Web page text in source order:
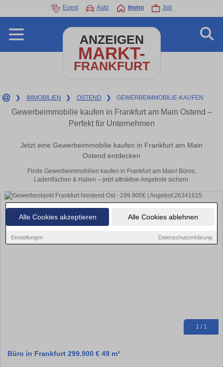
Alle Cookies akzeptieren Alle Cookies ablehnen
Einstellungen Datenschutzerklärung
Event Auto Immo Job
ANZEIGEN
MARKT-
FRANKFURT
❯ IMMOBILIEN ❯ OSTEND ❯ GEWERBEIMMOBILIE-KAUFEN
Gewerbeimmobilie kaufen in Frankfurt am Main Ostend –
Perfekt für Unternehmen
Jetzt eine Gewerbeimmobilie kaufen in Frankfurt am Main
Ostend entdecken
Finde Gewerbeimmobilien kaufen in Frankfurt am Main! Büros,
Ladenflächen & Hallen – jetzt attraktive Angebote sichern.
1 / 1
Büro in Frankfurt 299.900 € 49 m²